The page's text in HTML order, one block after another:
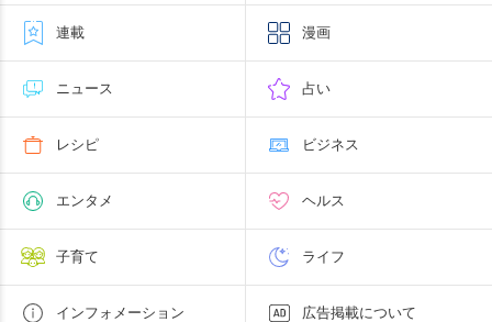
連載 漫画
ニュース 占い
レシピ ビジネス
エンタメ ヘルス
子育て ライフ
インフォメーション 広告掲載について